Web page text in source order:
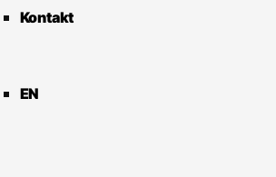
Kontakt
EN